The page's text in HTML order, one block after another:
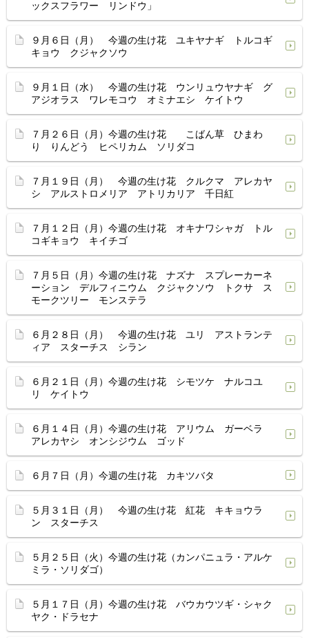
ックスフラワー リンドウ」
９月６日（月） 今週の生け花 ユキヤナギ トルコギ
キョウ クジャクソウ
９月１日（水） 今週の生け花 ウンリュウヤナギ グ
アジオラス ワレモコウ オミナエシ ケイトウ
７月２６日（月）今週の生け花 こばん草 ひまわ
り りんどう ヒペリカム ソリダコ
７月１９日（月） 今週の生け花 クルクマ アレカヤ
シ アルストロメリア アトリカリア 千日紅
７月１２日（月）今週の生け花 オキナワシャガ トル
コギキョウ キイチゴ
７月５日（月）今週の生け花 ナズナ スプレーカーネ
ーション デルフィニウム クジャクソウ トクサ ス
モークツリー モンステラ
６月２８日（月） 今週の生け花 ユリ アストランテ
ィア スターチス シラン
６月２１日（月）今週の生け花 シモツケ ナルコユ
リ ケイトウ
６月１４日（月）今週の生け花 アリウム ガーベラ
アレカヤシ オンシジウム ゴッド
６月７日（月）今週の生け花 カキツバタ
５月３１日（月） 今週の生け花 紅花 キキョウラ
ン スターチス
５月２５日（火）今週の生け花（カンパニュラ・アルケ
ミラ・ソリダゴ）
５月１７日（月）今週の生け花 バウカウツギ・シャク
ヤク・ドラセナ